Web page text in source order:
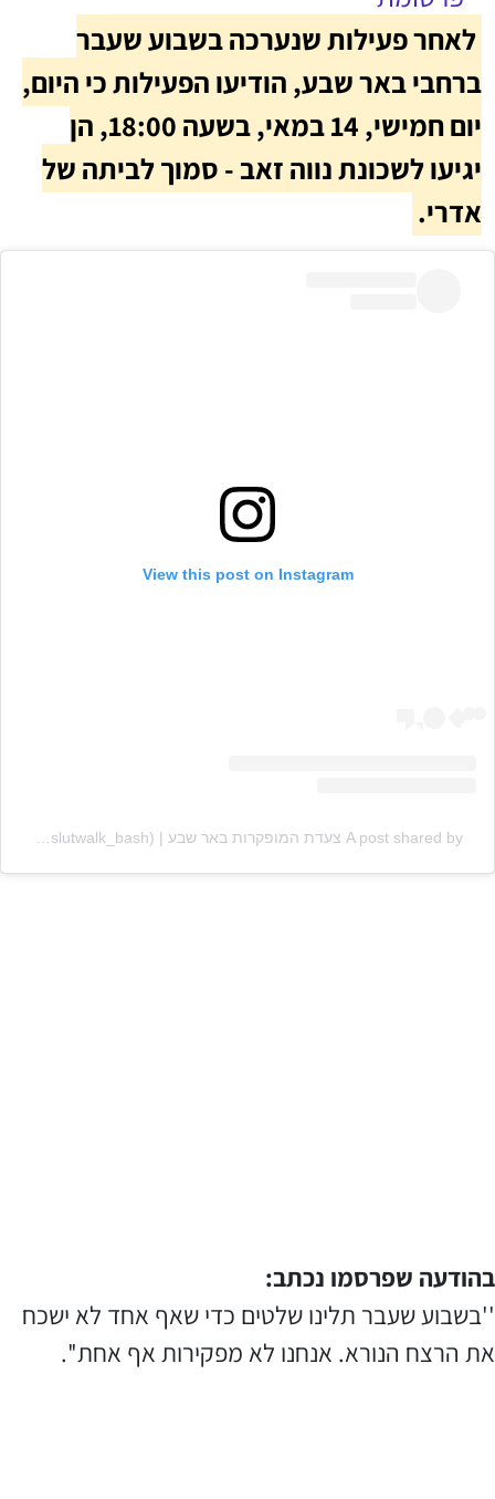
לאחר פעילות שנערכה בשבוע שעבר
ברחבי באר שבע, הודיעו הפעילות כי היום,
יום חמישי, 14 במאי, בשעה 18:00, הן
יגיעו לשכונת נווה זאב - סמוך לביתה של
אדרי.
View this post on Instagram
A post shared by צעדת המופקרות באר שבע | SLUTWALK Beer Sheva (@slutwalk_bash)
בהודעה שפרסמו נכתב:
''בשבוע שעבר תלינו שלטים כדי שאף אחד לא ישכח
את הרצח הנורא. אנחנו לא מפקירות אף אחת''.